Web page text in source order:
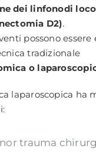
dei linfonodi
D2).
possono essere
tradizionale
o
laparoscopica ha
trauma